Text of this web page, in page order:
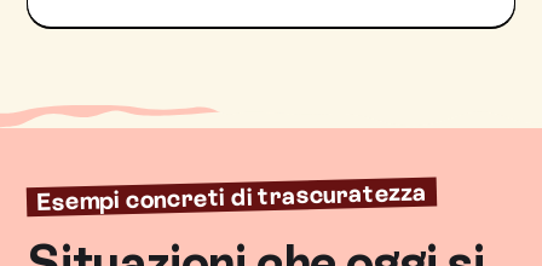
Esempi concreti di trascuratezza